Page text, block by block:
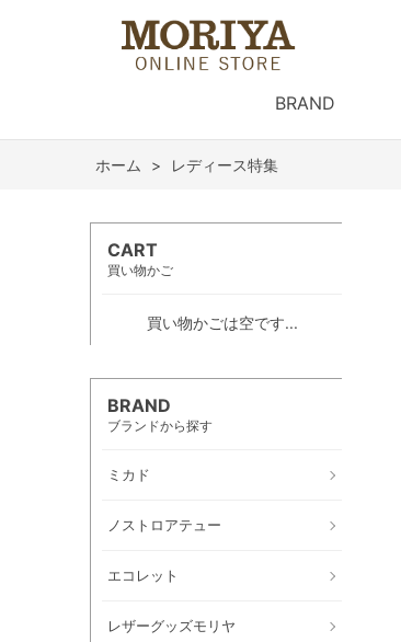
BRAND
ホーム > レディース特集
CART
買い物かご
買い物かごは空です...
BRAND
ブランドから探す
ミカド
ノストロアテュー
エコレット
レザーグッズモリヤ